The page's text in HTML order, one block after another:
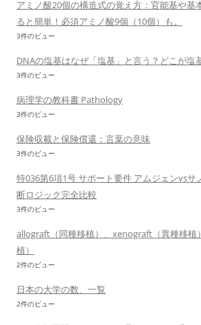
アミノ酸20個の構造式の覚え方：官能基や基
ると簡単！必須アミノ酸9個（10個）も。
3件のビュー
DNAの塩基はなぜ「塩基」と言う？どこが塩
3件のビュー
病理学の教科書 Pathology
3件のビュー
保険収載と保険償還：言葉の意味
3件のビュー
特036第6項1号 サポート要件 アムジェンvsサ
断ロジック完全比較
3件のビュー
allograft（同種移植）、xenograft（異種移植
植）
2件のビュー
日本の大学の数、一覧
2件のビュー